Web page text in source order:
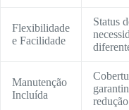
Flexibilidade
e Facilidade
Status
Manutenção
Incluída